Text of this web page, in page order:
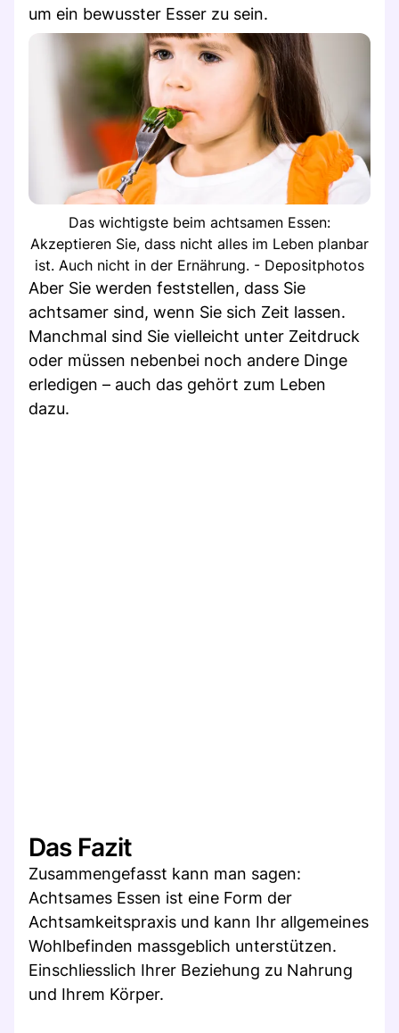
um ein bewusster Esser zu sein.
Das wichtigste beim achtsamen Essen:
Akzeptieren Sie, dass nicht alles im Leben planbar
ist. Auch nicht in der Ernährung. - Depositphotos
Aber Sie werden feststellen, dass Sie
achtsamer sind, wenn Sie sich Zeit lassen.
Manchmal sind Sie vielleicht unter Zeitdruck
oder müssen nebenbei noch andere Dinge
erledigen – auch das gehört zum Leben
dazu.
Das Fazit
Zusammengefasst kann man sagen:
Achtsames Essen ist eine Form der
Achtsamkeitspraxis und kann Ihr allgemeines
Wohlbefinden massgeblich unterstützen.
Einschliesslich Ihrer Beziehung zu Nahrung
und Ihrem Körper.